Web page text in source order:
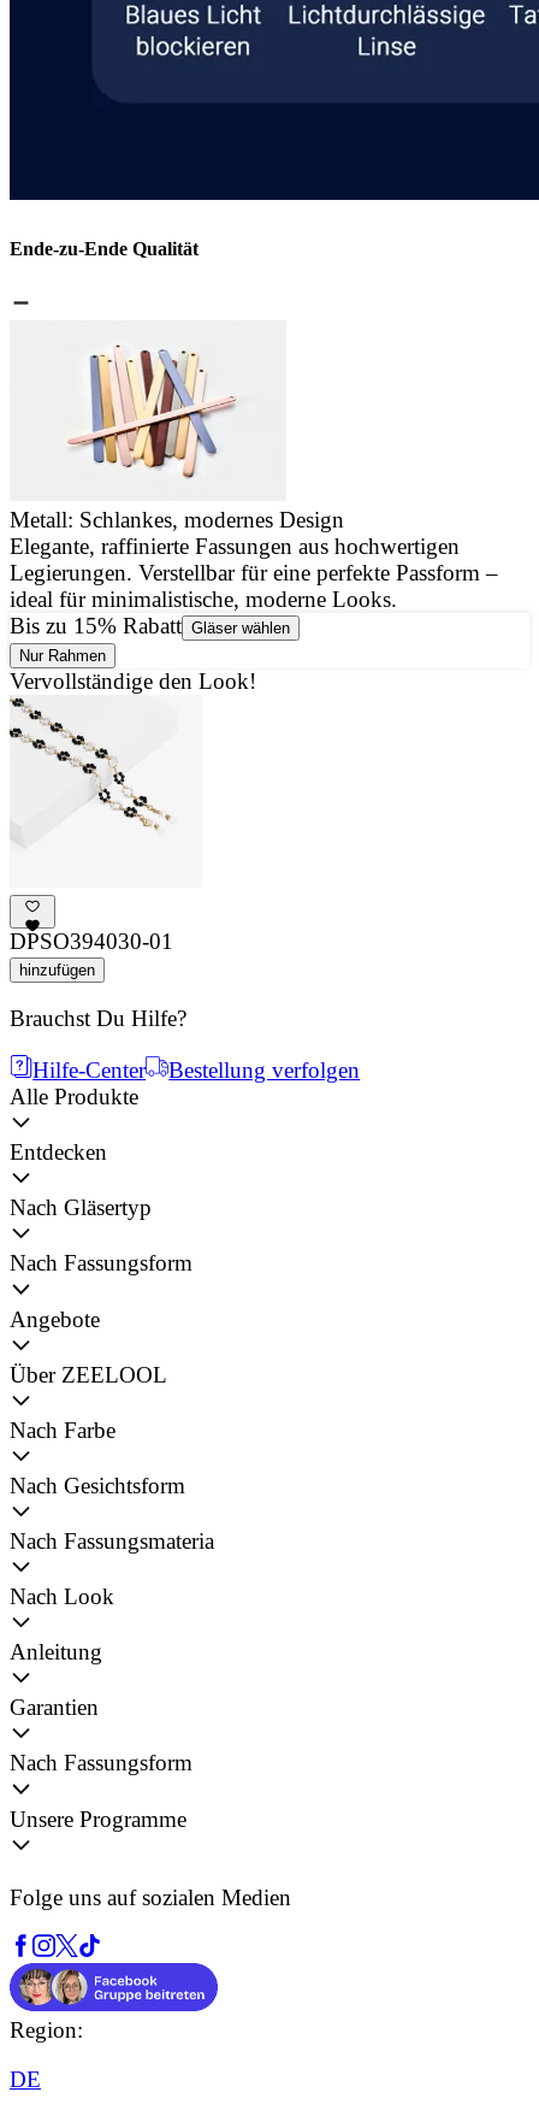
Ende-zu-Ende Qualität
Metall: Schlankes, modernes Design
Elegante, raffinierte Fassungen aus hochwertigen
Legierungen. Verstellbar für eine perfekte Passform –
ideal für minimalistische, moderne Looks.
Bis zu 15% Rabatt Gläser wählen
Nur Rahmen
Vervollständige den Look!
DPSO394030-01
hinzufügen
Brauchst Du Hilfe?
Hilfe-Center
Bestellung verfolgen
Alle Produkte
Entdecken
Nach Gläsertyp
Nach Fassungsform
Angebote
Über ZEELOOL
Nach Farbe
Nach Gesichtsform
Nach Fassungsmateria
Nach Look
Anleitung
Garantien
Nach Fassungsform
Unsere Programme
Folge uns auf sozialen Medien
Region:
DE